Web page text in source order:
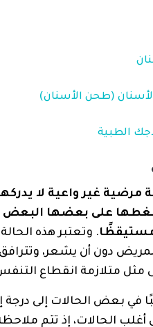
(طحن الأسنان)
الطبية
مرضية غير واعية لا
على بعضها البعض
مستيقظًا. وتعتبر هذه
دون أن يشعر،
متلازمة انقطاع التنفس
في بعض الحالات إلى درجة
الحالات، إذ تتم ملاحظة